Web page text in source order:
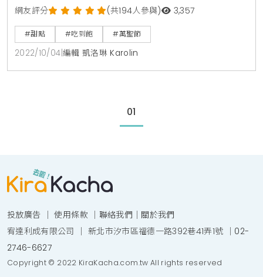
台町大廳酒吧以魔女、木乃伊、鬼魂為元素推出鹹、甜
組合的萬聖節下午茶。而人氣吃到飽鉑麗安全日餐廳則
是特別設計了「Trick or Treat」萬聖節主題自助餐，
整個十月很萬聖。位於飯店一樓的月台町大廳酒吧專為
魔」為靈感、附上起司小掃把的「竹炭迷你漢堡」、南
網友評分 (共194人參與) 3,357
#甜點 #吃到飽 #萬聖節
2022/10/04 編輯 凱洛琳 Karolin
01
投放廣告 ｜使用條款｜ 聯絡我們
關於我們
宥達利成有限公司 ｜ 新北市汐市區福德一路392巷41弄1號 ｜ 02-
2746-6627
Copyright © 2022 KiraKacha.com.tw All rights reserved